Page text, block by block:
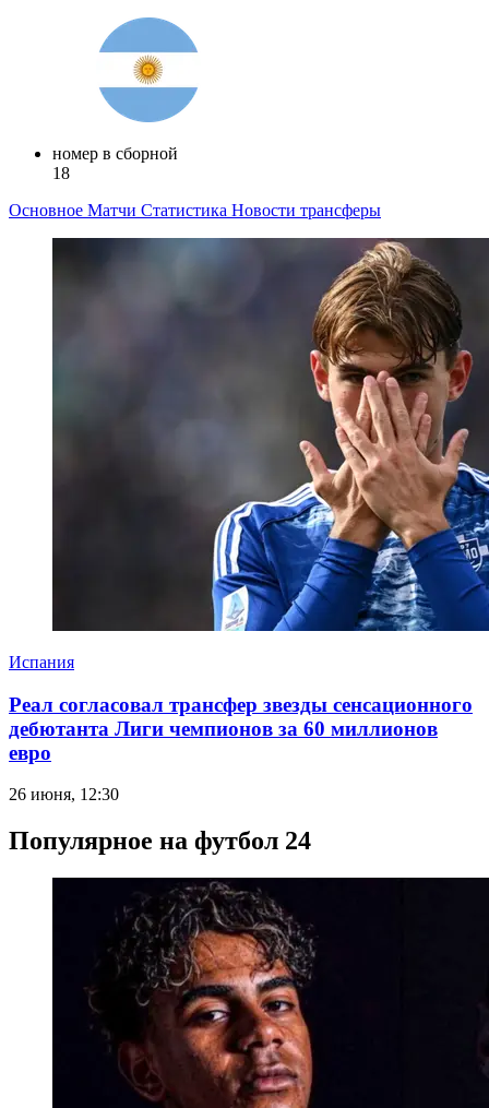
номер в сборной
18
Основное Матчи Статистика Новости трансферы
Испания
Реал согласовал трансфер звезды сенсационного
дебютанта Лиги чемпионов за 60 миллионов
евро
26 июня, 12:30
Популярное на футбол 24